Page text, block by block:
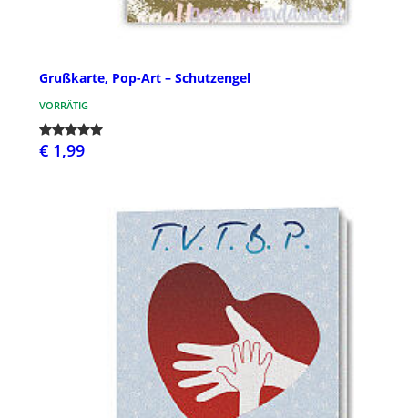
Grußkarte, Pop-Art – Schutzengel
VORRÄTIG
€ 1,99